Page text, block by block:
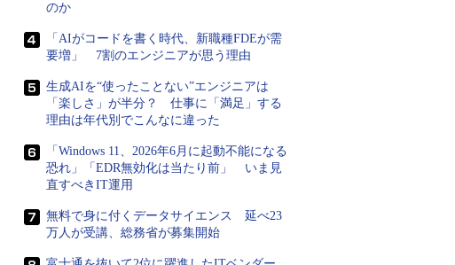
のか
「AIがコードを書く時代、新職種FDEが需
要増」 7割のエンジニアが思う理由
生成AIを“使ったことない”エンジニアは
「楽しさ」が半分？ 仕事に「満足」する
理由は年代別でこんなに違った
「Windows 11、2026年6月に起動不能になる
恐れ」「EDR無効化は当たり前」 いま見
直すべきIT運用
無料で身に付くデータサイエンス 延べ23
万人が受講、総務省が募集開始